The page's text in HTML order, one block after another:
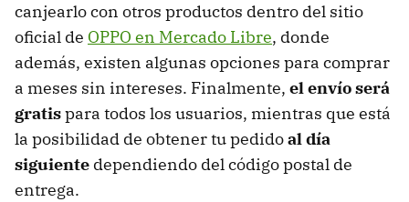
canjearlo con otros productos dentro del sitio
oficial de OPPO en Mercado Libre, donde
además, existen algunas opciones para comprar
a meses sin intereses. Finalmente, el envío será
gratispara todos los usuarios, mientras que está
la posibilidad de obtener tu pedidoal día
siguiente dependiendo del código postal de
entrega.